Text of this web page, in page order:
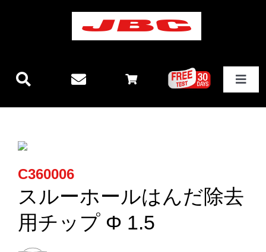
Toggle
JBCテクノロジー
新製品情報
ステーション
その他製品
C360006
スルーホールはんだ除去
用チップ Φ 1.5